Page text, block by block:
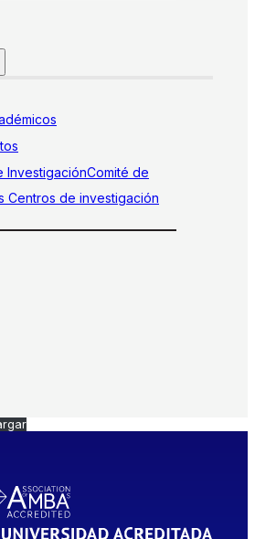
InvestigaciónComité de
Centros de investigación